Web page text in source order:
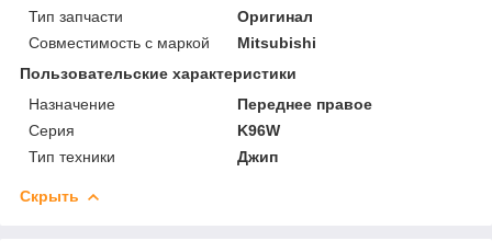
Тип запчасти
Оригинал
Совместимость с маркой
Mitsubishi
Пользовательские характеристики
Назначение
Переднее правое
Серия
K96W
Тип техники
Джип
Скрыть